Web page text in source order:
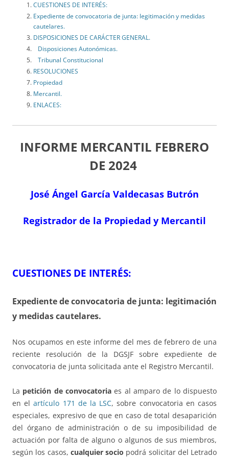
CUESTIONES DE INTERÉS:
Expediente de convocatoria de junta: legitimación y medidas
cautelares.
DISPOSICIONES DE CARÁCTER GENERAL.
Disposiciones Autonómicas.
Tribunal Constitucional
RESOLUCIONES
Propiedad
Mercantil.
ENLACES:
INFORME MERCANTIL FEBRERO
DE 2024
José Ángel García Valdecasas Butrón
Registrador de la Propiedad y Mercantil
CUESTIONES DE INTERÉS:
Expediente de convocatoria de junta: legitimación
y medidas cautelares.
Nos ocupamos en este informe del mes de febrero de una
reciente resolución de la DGSJF sobre expediente de
convocatoria de junta solicitada ante el Registro Mercantil.
La petición de convocatoria es al amparo de lo dispuesto
en elartículo 171 de la LSC, sobre convocatoria en casos
especiales, expresivo de que en caso de total desaparición
del órgano de administración o de su imposibilidad de
actuación por falta de alguno o algunos de sus miembros,
según los casos, cualquier socio podrá solicitar del Letrado